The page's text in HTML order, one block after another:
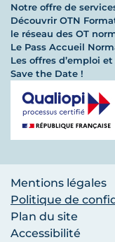
Notre offre de
Découvrir OTN
le réseau des OT
Le Pass Accueil
Les offres d’emploi
Save the Date !
Mentions légales
Politique de
Plan du site
Accessibilité